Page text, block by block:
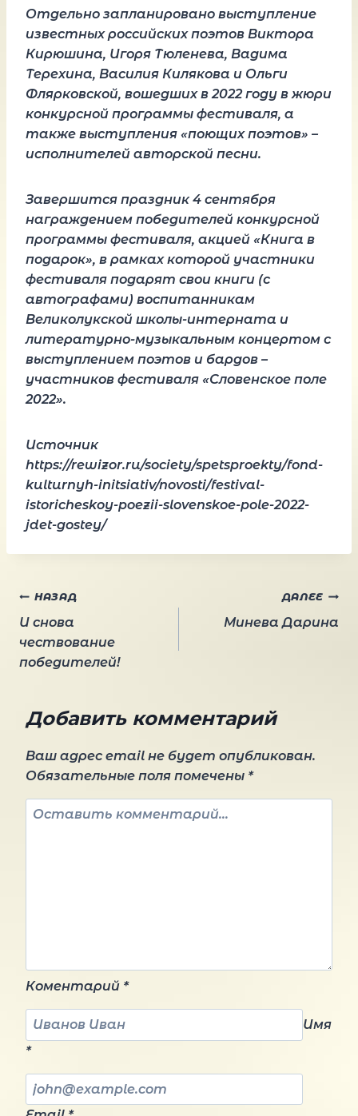
Отдельно запланировано выступление
известных российских поэтов Виктора
Кирюшина, Игоря Тюленева, Вадима
Терехина, Василия Килякова и Ольги
Флярковской, вошедших в 2022 году в жюри
конкурсной программы фестиваля, а
также выступления «поющих поэтов» –
исполнителей авторской песни.
Завершится праздник 4 сентября
награждением победителей конкурсной
программы фестиваля, акцией «Книга в
подарок», в рамках которой участники
фестиваля подарят свои книги (с
автографами) воспитанникам
Великолукской школы-интерната и
литературно-музыкальным концертом с
выступлением поэтов и бардов –
участников фестиваля «Словенское поле
2022».
Источник
https://rewizor.ru/society/spetsproekty/fond-
kulturnyh-initsiativ/novosti/festival-
istoricheskoy-poezii-slovenskoe-pole-2022-
jdet-gostey/
Навигация
по
НАЗАД
И снова
чествование
победителей!
ДАЛЕЕ
Минева Дарина
Добавить комментарий
Ваш адрес email не будет опубликован.
Обязательные поля помечены *
Коментарий *
Имя
*